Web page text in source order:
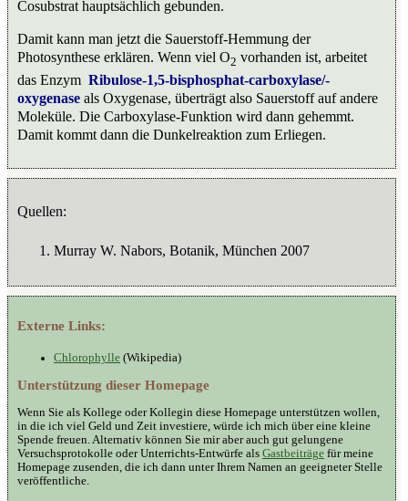
Cosubstrat hauptsächlich gebunden.
Damit kann man jetzt die Sauerstoff-Hemmung der
Photosynthese erklären. Wenn viel O2 vorhanden ist, arbeitet
das Enzym Ribulose-1,5-bisphosphat-carboxylase/-
oxygenase als Oxygenase, überträgt also Sauerstoff auf andere
Moleküle. Die Carboxylase-Funktion wird dann gehemmt.
Damit kommt dann die Dunkelreaktion zum Erliegen.
Quellen:
Murray W. Nabors, Botanik, München 2007
Externe Links:
Chlorophylle (Wikipedia)
Unterstützung dieser Homepage
Wenn Sie als Kollege oder Kollegin diese Homepage unterstützen wollen,
in die ich viel Geld und Zeit investiere, würde ich mich über eine kleine
Spende freuen. Alternativ können Sie mir aber auch gut gelungene
Versuchsprotokolle oder Unterrichts-Entwürfe als Gastbeiträge für meine
Homepage zusenden, die ich dann unter Ihrem Namen an geeigneter Stelle
veröffentliche.